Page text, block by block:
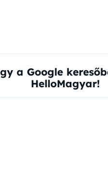
a Google
HelloMagyar!